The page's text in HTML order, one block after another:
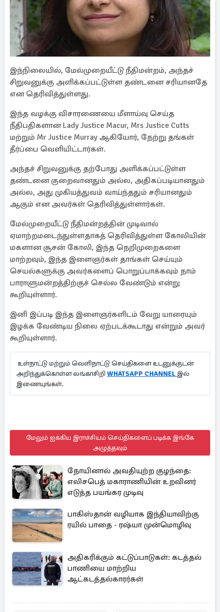
இந்நிலையில், மேல்முறையீட்டு நீதிமன்றம், அந்தச்
சிறுவனுக்கு அளிக்கப்பட்டுள்ள தண்டனை சரியானதே
என தெரிவித்துள்ளது.
இந்த வழக்கு விசாரணையை மீளாய்வு செய்த
நீதிபதிகளான Lady Justice Macur, Mrs Justice Cutts
மற்றும் Mr Justice Murray ஆகியோர், நேற்று தங்கள்
தீர்ப்பை வெளியிட்டார்கள்.
அந்தச் சிறுவனுக்கு தற்போது அளிக்கப்பட்டுள்ள
தண்டனை குறைவானதும் அல்ல, அதிகப்படியானதும்
அல்ல, அது முகியத்துவம் வாய்ந்ததும் சரியானதும்
ஆகும் என அவர்கள் தெரிவித்துள்ளார்கள்.
மேல்முறையீட்டு நீதிமன்றத்தின் முடிவால்
ஏமாற்றமடைந்துள்ளதாகத் தெரிவித்துள்ள கோலியின்
மகளான சூசன் கோலி, இந்த நெறிமுறைகளை
மாற்றவும், இந்த இளைஞர்கள் தாங்கள் செய்யும்
செயல்களுக்கு அவர்களைப் பொறுப்பாக்கவும் நாம்
பாராளுமன்றத்திற்குச் செல்ல வேண்டும் என்று
கூறியுள்ளார்.
இனி இப்படி இந்த இளைஞர்களிடம் வேறு யாரையும்
இழக்க வேண்டிய நிலை ஏற்படக்கூடாது என்றும் அவர்
கூறியுள்ளார்.
உள்நாட்டு மற்றும் வெளிநாட்டு செய்திகளை உடனுக்குடன்
அறிந்துக்கொள்ள லங்காசிறி WHATSAPP CHANNEL இல்
இணையுங்கள்.
மேலும் ஐக்கிய இராச்சியம் செய்திகளைப் படிக்க இங்கே
அழுத்தவும்
நோயினால் அவதியுற்ற குழந்தை:
எலிசபெத் மகாராணியின் உறவினர்
எடுத்த பயங்கர முடிவு
பாகிஸ்தான் வழியாக இந்தியாவிற்கு
ரயில் பாதை - ரஷ்யா முன்மொழிவு
அதிகரிக்கும் கட்டுப்பாடுகள்: கடத்தல்
பாணியை மாற்றிய
ஆட்கடத்தல்காரர்கள்